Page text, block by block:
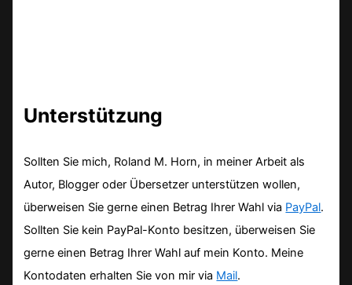
Unterstützung
Sollten Sie mich, Roland M. Horn, in meiner Arbeit als
Autor, Blogger oder Übersetzer unterstützen wollen,
überweisen Sie gerne einen Betrag Ihrer Wahl via PayPal.
Sollten Sie kein PayPal-Konto besitzen, überweisen Sie
gerne einen Betrag Ihrer Wahl auf mein Konto. Meine
Kontodaten erhalten Sie von mir via Mail.